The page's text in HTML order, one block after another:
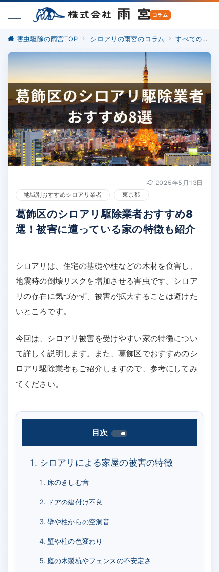
害虫駆除の雨宮TOP シロアリの雨宮のコラム すべての記事
2025年5月13日
地域別おすすめシロアリ業者 東京都
葛飾区のシロアリ駆除業者おすすめ8
選！被害に遭っている家の特徴も紹介
シロアリは、住宅の基礎や柱などの木材を食害し、
地震時の倒壊リスクを増加させる害虫です。シロア
リの存在に気づかず、被害が拡大することは避けた
いところです。
今回は、シロアリ被害を受けやすい家の特徴につい
て詳しく説明します。また、葛飾区でおすすめのシ
ロアリ駆除業者もご紹介しますので、参考にしてみ
てください。
目次
シロアリによる家屋の被害の特徴
床のきしむ音
ドアの建付け不良
壁や柱からの空洞音
壁や柱の色変わり
庭の木製杭やフェンスの不安定さ